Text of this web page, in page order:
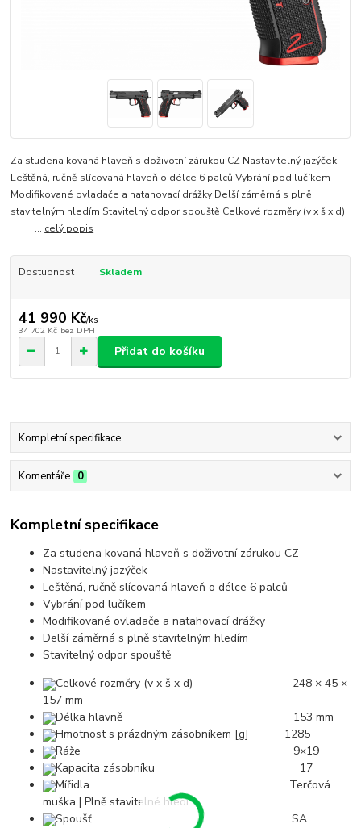
Za studena kovaná hlaveň s doživotní zárukou CZ Nastavitelný jazýček
Leštěná, ručně slícovaná hlaveň o délce 6 palců Vybrání pod lučíkem
Modifikované ovladače a natahovací drážky Delší záměrná s plně
stavitelným hledím Stavitelný odpor spouště Celkové rozměry (v x š x d)
... celý popis
Dostupnost Skladem
41 990 Kč/ks
34 702 Kč bez DPH
Přidat do košíku
Kompletní specifikace
Komentáře 0
Kompletní specifikace
Za studena kovaná hlaveň s doživotní zárukou CZ
Nastavitelný jazýček
Leštěná, ručně slícovaná hlaveň o délce 6 palců
Vybrání pod lučíkem
Modifikované ovladače a natahovací drážky
Delší záměrná s plně stavitelným hledím
Stavitelný odpor spouště
Celkové rozměry (v x š x d) 248 × 45 ×
157 mm
Délka hlavně 153 mm
Hmotnost s prázdným zásobníkem [g] 1285
Ráže 9×19
Kapacita zásobníku 17
Mířidla Terčová
muška | Plně stavitelné hledí
Spoušť SA